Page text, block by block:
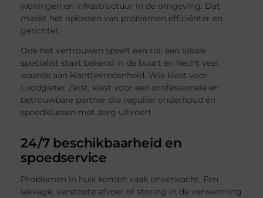
woningen en infrastructuur in de omgeving. Dat
maakt het oplossen van problemen efficiënter en
gerichter.
Ook het vertrouwen speelt een rol: een lokale
specialist staat bekend in de buurt en hecht veel
waarde aan klanttevredenheid. Wie kiest voor
Loodgieter Zeist, kiest voor een professionele en
betrouwbare partner die regulier onderhoud én
spoedklussen met zorg uitvoert.
24/7 beschikbaarheid en
spoedservice
Problemen in huis komen vaak onverwacht. Een
lekkage, verstopte afvoer of storing in de verwarming